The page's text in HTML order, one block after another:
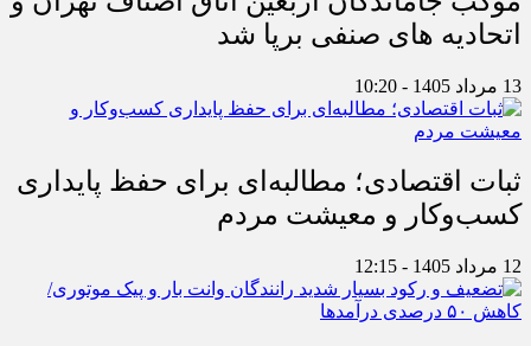
اتحادیه های صنفی برپا شد
13 مرداد 1405 - 10:20
ثبات اقتصادی؛ مطالبه‌ای برای حفظ پایداری
کسب‌وکار و معیشت مردم
12 مرداد 1405 - 12:15